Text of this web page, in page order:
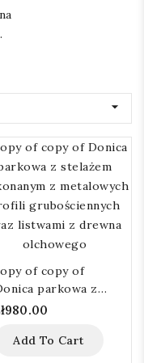

of copy of
parkowa z
wykonanym
grubościennych oraz
Add To Cart